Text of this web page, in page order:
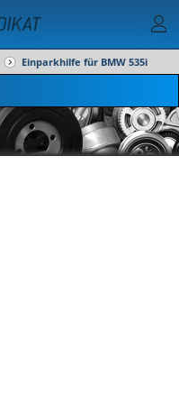
Einparkhilfe für BMW 535i